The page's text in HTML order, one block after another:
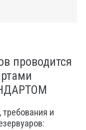
проводится
и